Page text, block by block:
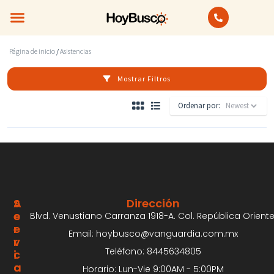
Página de inicio /Asistencias
Mostrar Filtros
Ordenar por:
S
E
R
V
I
C
A
C
E
R
C
A
Dirección
Blvd. Venustiano Carranza 1918-A. Col. República
Email: hoybusco@vanguardia.com.mx
Teléfono: 8445634805
Horario: Lun-Vie 9:00AM - 5:00PM